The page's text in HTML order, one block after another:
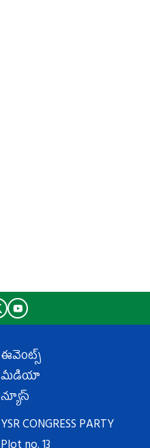
ఈవెంట్స్
మీడియా
న్యూస్
YSR CONGRESS PARTY